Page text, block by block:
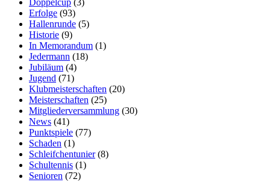
Doppelcup (3)
Erfolge (93)
Hallenrunde (5)
Historie (9)
In Memorandum (1)
Jedermann (18)
Jubiläum (4)
Jugend (71)
Klubmeisterschaften (20)
Meisterschaften (25)
Mitgliederversammlung (30)
News (41)
Punktspiele (77)
Schaden (1)
Schleifchentunier(8)
Schultennis (1)
Senioren (72)